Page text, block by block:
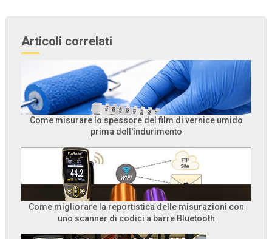
Articoli correlati
Come misurare lo spessore del film di vernice umido
prima dell'indurimento
Come migliorare la reportistica delle misurazioni con
uno scanner di codici a barre Bluetooth